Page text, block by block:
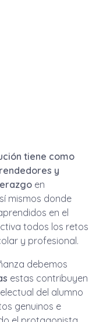
tiene como
y
en
mismos donde
en el
todos los retos
y profesional.
debemos
estas contribuyen
del alumno
genuinos e